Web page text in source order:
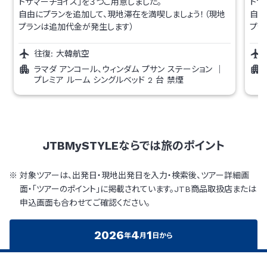
自由にプランを追加して、現地滞在を満喫しましょう！（現地
プランは追加代金が発生します）
往復: 大韓航空
ラマダ アンコール、ウィンダム プサン ステーション
プレミア ルーム シングルベッド 2 台 禁煙
自
プラ
JTBMySTYLEならでは旅のポイント
対象ツアーは、出発日・現地出発日を入力・検索後、ツアー詳細画
面・「ツアーのポイント」に掲載されています。JTB商品取扱店または
申込画面も合わせてご確認ください。
2026年4月 1 日から